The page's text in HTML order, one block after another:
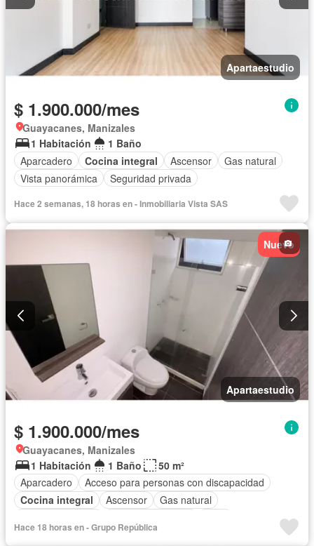
Apartaestudio
$ 1.900.000/mes
Guayacanes, Manizales
1 Habitación
1 Baño
Aparcadero
Cocina integral Ascensor
Gas natural
Vista panorámica
Seguridad privada
Hace 2 semanas, 18 horas en - Inmobiliaria Vista SAS
Nuevo
Apartaestudio
$ 1.900.000/mes
Guayacanes, Manizales
1 Habitación
1 Baño
50 m²
Aparcadero
Acceso para personas con discapacidad
Cocina integral
Ascensor
Gas natural
Hace 18 horas en - Grupo República